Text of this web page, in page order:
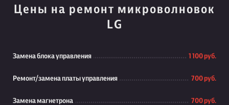
Цены на ремонт микроволновок
LG
Замена блока управления 1 100 руб.
Ремонт/замена платы управления 700 руб.
Замена магнетрона 700 руб.